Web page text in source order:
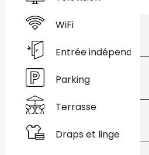
WiFi
Entrée indépendante
Parking
Terrasse
Draps et linge